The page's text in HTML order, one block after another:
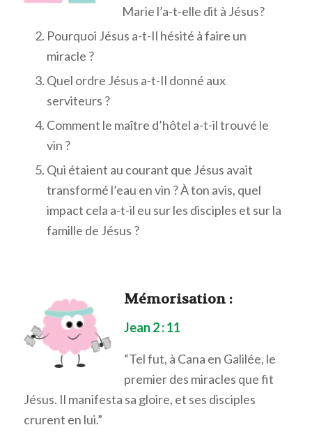
Marie l’a-t-elle dit à Jésus?
Pourquoi Jésus a-t-Il hésité à faire un
miracle ?
Quel ordre Jésus a-t-Il donné aux
serviteurs ?
Comment le maître d’hôtel a-t-il trouvé le
vin ?
Qui étaient au courant que Jésus avait
transformé l’eau en vin ? À ton avis, quel
impact cela a-t-il eu sur les disciples et sur la
famille de Jésus ?
Mémorisation:
Jean 2 : 11
“Tel fut, à Cana en Galilée, le
premier des miracles que fit
Jésus. Il manifesta sa gloire, et ses disciples
crurent en lui.”